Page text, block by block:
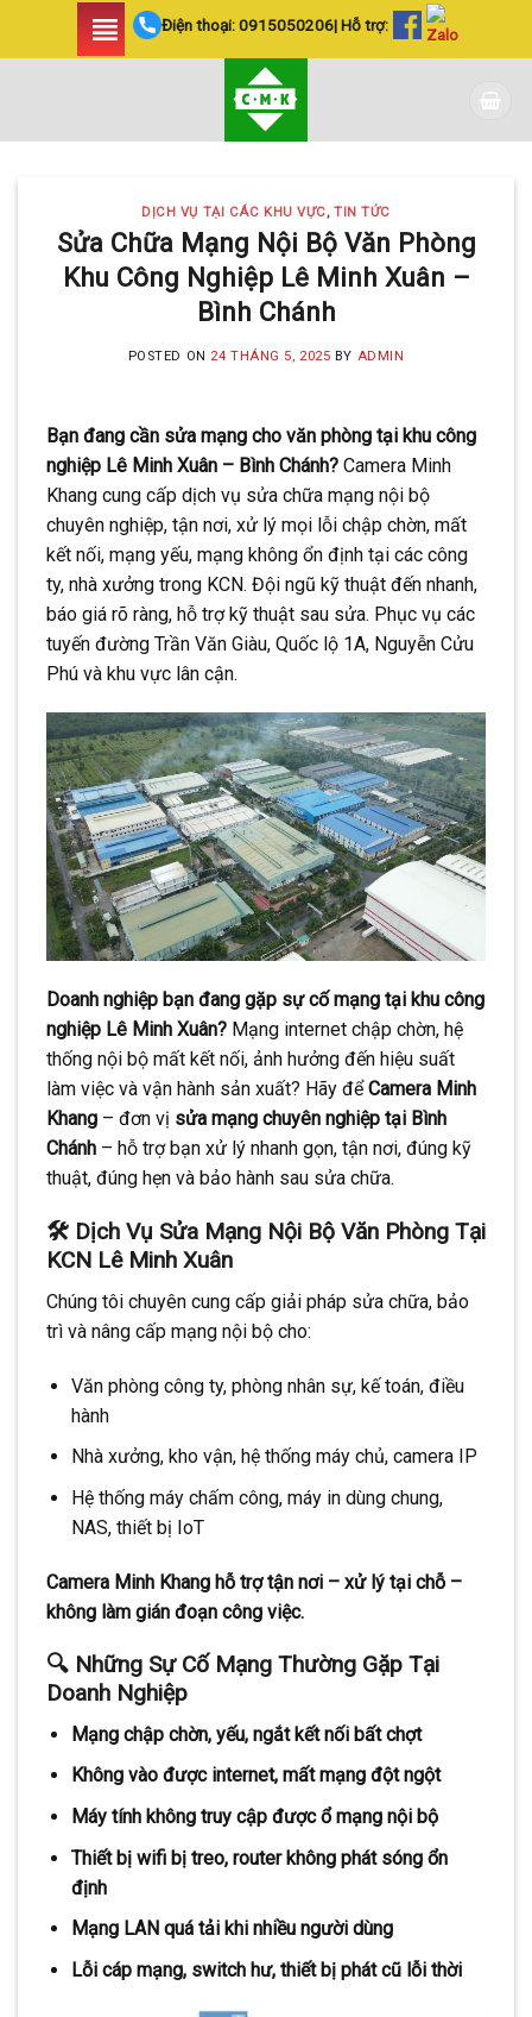
Điện thoại:0915050206| Hỗ trợ:
DỊCH VỤ TẠI CÁC KHU VỰC,TIN TỨC
Sửa Chữa Mạng Nội Bộ Văn Phòng
Khu Công Nghiệp Lê Minh Xuân –
Bình Chánh
POSTED ON 24 THÁNG 5, 2025 BY ADMIN
Bạn đang cần sửa mạng cho văn phòng tại khu công
nghiệp Lê Minh Xuân – Bình Chánh? Camera Minh
Khang cung cấp dịch vụ sửa chữa mạng nội bộ
chuyên nghiệp, tận nơi, xử lý mọi lỗi chập chờn, mất
kết nối, mạng yếu, mạng không ổn định tại các công
ty, nhà xưởng trong KCN. Đội ngũ kỹ thuật đến nhanh,
báo giá rõ ràng, hỗ trợ kỹ thuật sau sửa. Phục vụ các
tuyến đường Trần Văn Giàu, Quốc lộ 1A, Nguyễn Cửu
Phú và khu vực lân cận.
Doanh nghiệp bạn đang gặp sự cố mạng tại khu công
nghiệp Lê Minh Xuân? Mạng internet chập chờn, hệ
thống nội bộ mất kết nối, ảnh hưởng đến hiệu suất
làm việc và vận hành sản xuất? Hãy đểCamera Minh
Khang – đơn vị sửa mạng chuyên nghiệp tại Bình
Chánh – hỗ trợ bạn xử lý nhanh gọn, tận nơi, đúng kỹ
thuật, đúng hẹn và bảo hành sau sửa chữa.
🛠 Dịch Vụ Sửa Mạng Nội Bộ Văn Phòng Tại
KCN Lê Minh Xuân
Chúng tôi chuyên cung cấp giải pháp sửa chữa, bảo
trì và nâng cấp mạng nội bộ cho:
Văn phòng công ty, phòng nhân sự, kế toán, điều
hành
Nhà xưởng, kho vận, hệ thống máy chủ, camera IP
Hệ thống máy chấm công, máy in dùng chung,
NAS, thiết bị IoT
Camera Minh Khang hỗ trợ tận nơi – xử lý tại chỗ –
không làm gián đoạn công việc.
🔍 Những Sự Cố Mạng Thường Gặp Tại
Doanh Nghiệp
Mạng chập chờn, yếu, ngắt kết nối bất chợt
Không vào được internet, mất mạng đột ngột
Máy tính không truy cập được ổ mạng nội bộ
Thiết bị wifi bị treo, router không phát sóng ổn
định
Mạng LAN quá tải khi nhiều người dùng
Lỗi cáp mạng, switch hư, thiết bị phát cũ lỗi thời